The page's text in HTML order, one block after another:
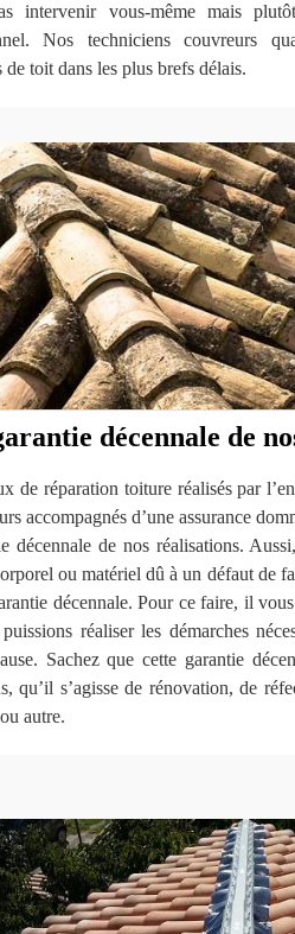
intervenir vous-même mais
Nos techniciens couvreurs
de toit dans les plus brefs délais.
décennale de
de réparation toiture réalisés par
accompagnés d’une assurance
décennale de nos réalisations.
ou matériel dû à un défaut de
décennale. Pour ce faire, il
réaliser les démarches
Sachez que cette garantie
qu’il s’agisse de rénovation, de
autre.